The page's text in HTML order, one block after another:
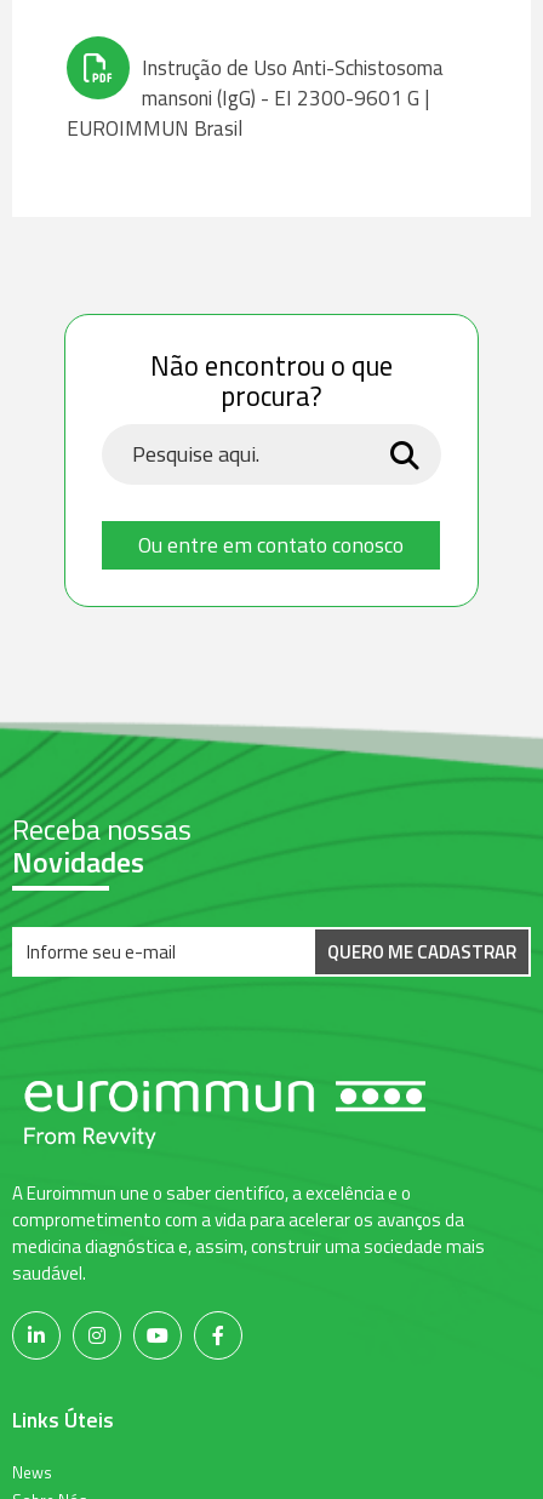
Instrução de Uso Anti-Schistosoma
mansoni (IgG) - EI 2300-9601 G |
EUROIMMUN Brasil
Não encontrou o que
procura?
Ou entre em contato conosco
Receba nossas
Novidades
QUERO ME CADASTRAR
A Euroimmun une o saber cientifíco, a excelência e o
comprometimento com a vida para acelerar os avanços da
medicina diagnóstica e, assim, construir uma sociedade mais
saudável.
Links Úteis
News